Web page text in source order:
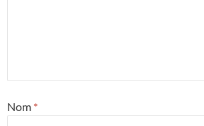
Nom *